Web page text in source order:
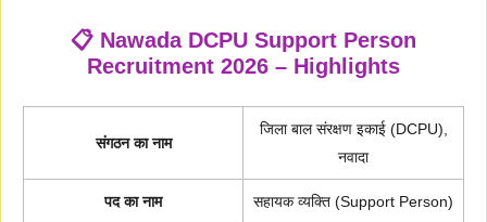
📋 Nawada DCPU Support Person
Recruitment 2026 – Highlights
संगठन का नाम
जिला बाल संरक्षण इकाई (DCPU),
नवादा
पद का नाम सहायक व्यक्ति (Support Person)